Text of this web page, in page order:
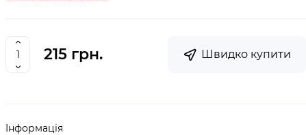
215 грн. Швидко купити
Інформація